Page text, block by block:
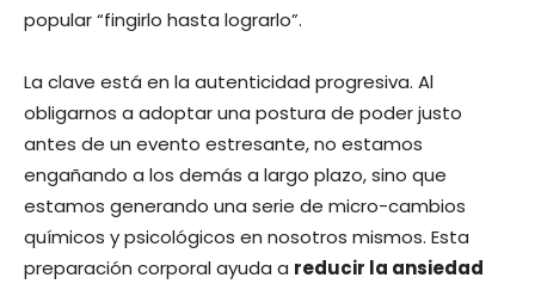
popular “fingirlo hasta lograrlo”.
La clave está en la autenticidad progresiva. Al
obligarnos a adoptar una postura de poder justo
antes de un evento estresante, no estamos
engañando a los demás a largo plazo, sino que
estamos generando una serie de micro-cambios
químicos y psicológicos en nosotros mismos. Esta
preparación corporal ayuda a reducir la ansiedad